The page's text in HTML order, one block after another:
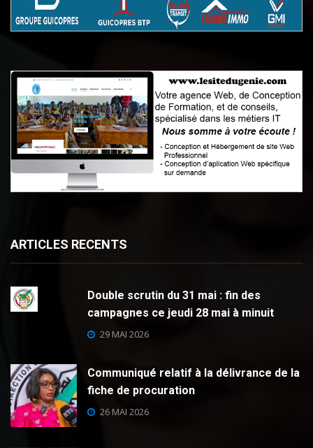
ARTICLES RECENTS
Double scrutin du 31 mai : fin des
campagnes ce jeudi 28 mai à minuit
29 MAI 2026
Communiqué relatif à la délivrance de la
fiche de procuration
26 MAI 2026